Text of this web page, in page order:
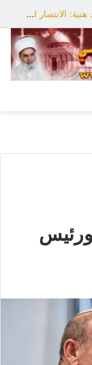
حرس الثورة في الذكرى السنوية الثانية لاستشهاد هنية: الانتصار لفلسطين أقرب
ورئيس